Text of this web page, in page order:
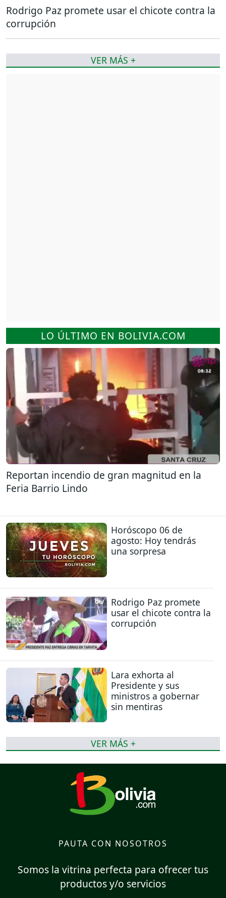
LO ÚLTIMO EN BOLIVIA.COM
Reportan incendio de gran magnitud en la
Feria Barrio Lindo
Horóscopo 06 de
agosto: Hoy tendrás
una sorpresa
Rodrigo Paz promete
usar el chicote contra la
corrupción
Lara exhorta al
Presidente y sus
ministros a gobernar
sin mentiras
VER MÁS +
Rodrigo Paz promete usar el chicote contra la
corrupción
VER MÁS +
PAUTA CON NOSOTROS
Somos la vitrina perfecta para ofrecer tus
productos y/o servicios